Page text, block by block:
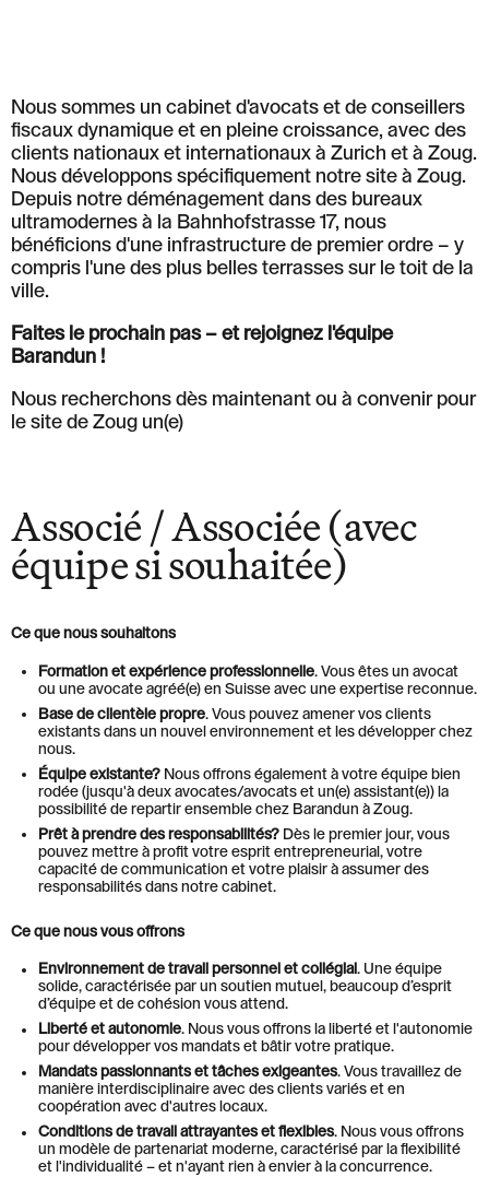
Compétences
Équipe
Actualités et
Insights
À propos de nous
Carrière
Löwenstrasse 1
8001 Zurich
T: +41 44 266 56 56
F: +41 44 266 56 66
Bahnhofstrasse 17
6300 Zoug
T: +41 41 349 56 56
F: +41 41 349 56 66
M: zg@barandun-law.ch
PROTECTION DES DONNÉESLINKEDIN
Nous sommes un cabinet d'avocats et de conseillers
fiscaux dynamique et en pleine croissance, avec des
clients nationaux et internationaux à Zurich et à Zoug.
Nous développons spécifiquement notre site à Zoug.
Depuis notre déménagement dans des bureaux
ultramodernes à la Bahnhofstrasse 17, nous
bénéficions d'une infrastructure de premier ordre – y
compris l'une des plus belles terrasses sur le toit de la
ville.
Faites le prochain pas – et rejoignez l'équipe
Barandun !
Nous recherchons dès maintenant ou à convenir pour
le site de Zoug un(e)
Associé / Associée (avec
équipe si souhaitée)
Ce que nous souhaitons
Formation et expérience professionnelle. Vous êtes un avocat
ou une avocate agréé(e) en Suisse avec une expertise reconnue.
Base de clientèle propre. Vous pouvez amener vos clients
existants dans un nouvel environnement et les développer chez
nous.
Équipe existante? Nous offrons également à votre équipe bien
rodée (jusqu'à deux avocates/avocats et un(e) assistant(e)) la
possibilité de repartir ensemble chez Barandun à Zoug.
Prêt à prendre des responsabilités? Dès le premier jour, vous
pouvez mettre à profit votre esprit entrepreneurial, votre
capacité de communication et votre plaisir à assumer des
responsabilités dans notre cabinet.
Ce que nous vous offrons
Environnement de travail personnel et collégial. Une équipe
solide, caractérisée par un soutien mutuel, beaucoup d’esprit
d’équipe et de cohésion vous attend.
Liberté et autonomie. Nous vous offrons la liberté et l'autonomie
pour développer vos mandats et bâtir votre pratique.
Mandats passionnants et tâches exigeantes. Vous travaillez de
manière interdisciplinaire avec des clients variés et en
coopération avec d'autres locaux.
Conditions de travail attrayantes et flexibles. Nous vous offrons
un modèle de partenariat moderne, caractérisé par la flexibilité
et l'individualité – et n'ayant rien à envier à la concurrence.